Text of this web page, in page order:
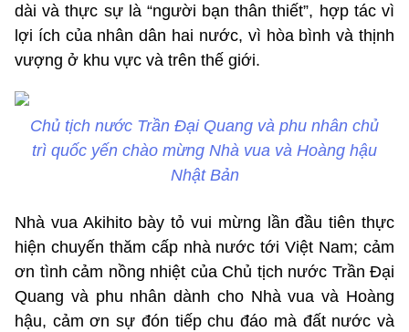
dài và thực sự là “người bạn thân thiết”, hợp tác vì
lợi ích của nhân dân hai nước, vì hòa bình và thịnh
vượng ở khu vực và trên thế giới.
Chủ tịch nước Trần Đại Quang và phu nhân chủ
trì quốc yến chào mừng Nhà vua và Hoàng hậu
Nhật Bản
Nhà vua Akihito bày tỏ vui mừng lần đầu tiên thực
hiện chuyến thăm cấp nhà nước tới Việt Nam; cảm
ơn tình cảm nồng nhiệt của Chủ tịch nước Trần Đại
Quang và phu nhân dành cho Nhà vua và Hoàng
hậu, cảm ơn sự đón tiếp chu đáo mà đất nước và